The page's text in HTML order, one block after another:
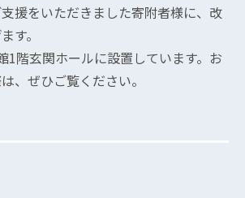
援をいただきました寄附者様に、改
す。
1階玄関ホールに設置しています。お
、ぜひご覧ください。